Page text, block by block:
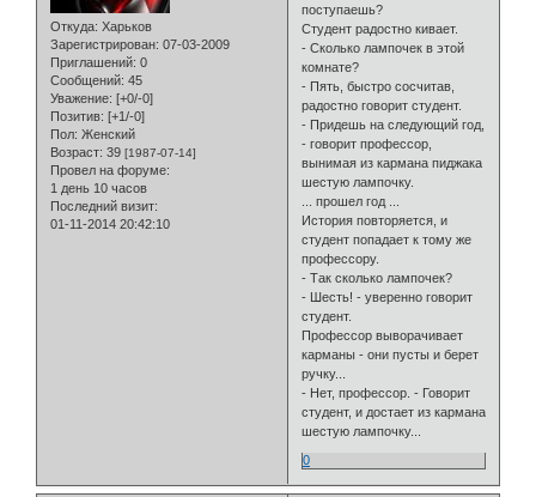
Откуда: Харьков
Зарегистрирован: 07-03-2009
Приглашений: 0
Сообщений: 45
Уважение: [+0/-0]
Позитив: [+1/-0]
Пол: Женский
Возраст: 39 [1987-07-14]
Провел на форуме:
1 день 10 часов
Последний визит:
01-11-2014 20:42:10
поступаешь?
Студент радостно кивает.
- Сколько лампочек в этой
комнате?
- Пять, быстро сосчитав,
радостно говорит студент.
- Придешь на следующий год,
- говорит профессор,
вынимая из кармана пиджака
шестую лампочку.
... прошел год ...
История повторяется, и
студент попадает к тому же
профессору.
- Так сколько лампочек?
- Шесть! - уверенно говорит
студент.
Профессор выворачивает
карманы - они пусты и берет
ручку...
- Нет, профессор. - Говорит
студент, и достает из кармана
шестую лампочку...
0